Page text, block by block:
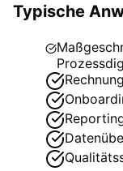
Typische